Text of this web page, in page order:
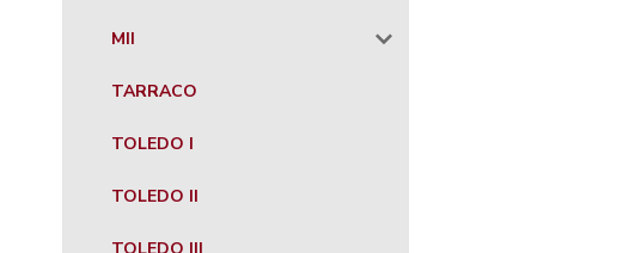
MII
TARRACO
TOLEDO I
TOLEDO II